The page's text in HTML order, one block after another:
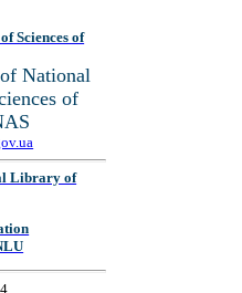
Sciences of
National
of
Library of